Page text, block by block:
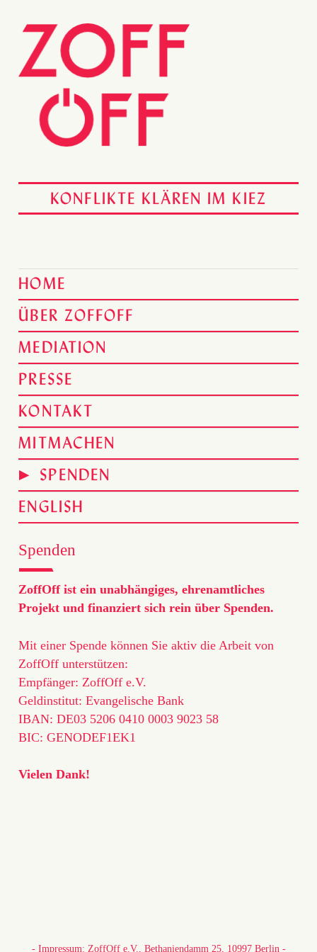
KONFLIKTE KLÄREN IM KIEZ
HOME
ÜBER ZOFFOFF
MEDIATION
PRESSE
KONTAKT
MITMACHEN
SPENDEN
ENGLISH
Spenden
ZoffOff ist ein unabhängiges, ehrenamtliches
Projekt und finanziert sich rein über Spenden.
Mit einer Spende können Sie aktiv die Arbeit von
ZoffOff unterstützen:
Empfänger: ZoffOff e.V.
Geldinstitut: Evangelische Bank
IBAN: DE03 5206 0410 0003 9023 58
BIC: GENODEF1EK1
Vielen Dank!
- Impressum: ZoffOff e.V., Bethaniendamm 25, 10997 Berlin -